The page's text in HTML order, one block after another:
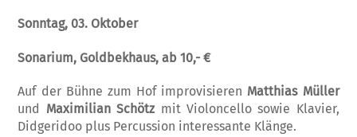
Sonntag, 03. Oktober
Sonarium, Goldbekhaus, ab 10,- €
Auf der Bühne zum Hof improvisieren Matthias Müller
und Maximilian Schötz mit Violoncello sowie Klavier,
Didgeridoo plus Percussion interessante Klänge.